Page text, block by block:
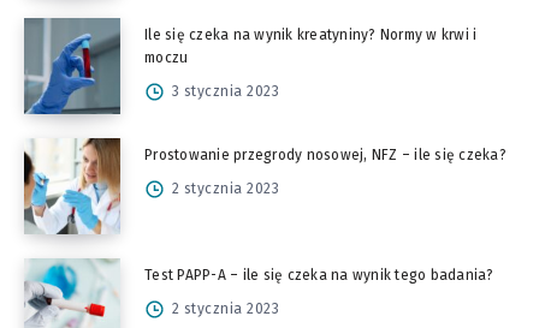
Ile się czeka na wynik kreatyniny? Normy w krwi i
moczu
3 stycznia 2023
Prostowanie przegrody nosowej, NFZ – ile się czeka?
2 stycznia 2023
Test PAPP-A – ile się czeka na wynik tego badania?
2 stycznia 2023